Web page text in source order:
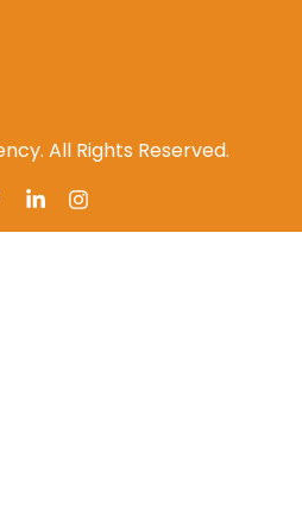
All Rights Reserved.